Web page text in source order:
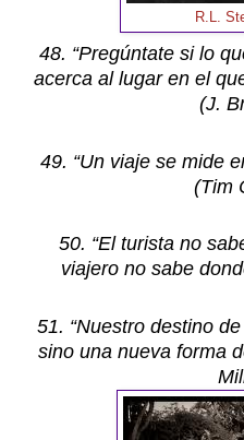
R.L.
48. “Pregúntate si lo
acerca al lugar en el
(J.
49. “Un viaje se mide
(Tim
50. “El turista no
viajero no sabe
51. “Nuestro destino
sino una nueva forma